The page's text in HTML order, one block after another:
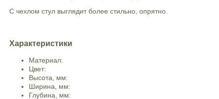
С чехлом стул выглядит более стильно, опрятно.
Характеристики
Материал:
Цвет:
Высота, мм:
Ширина, мм:
Глубина, мм: